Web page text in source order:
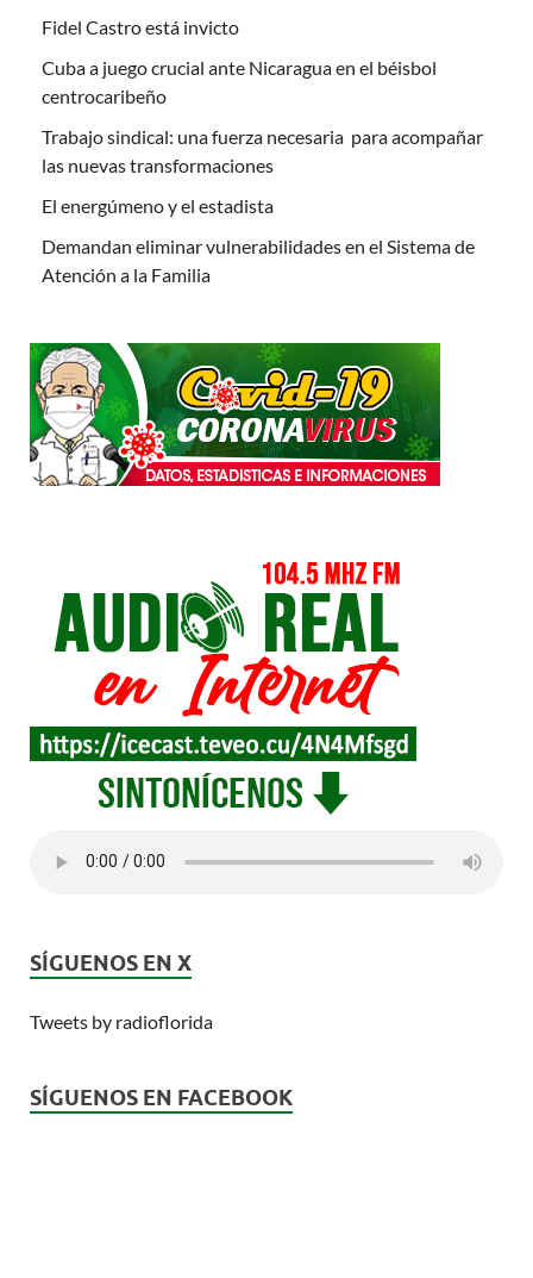
Fidel Castro está invicto
Cuba a juego crucial ante Nicaragua en el béisbol
centrocaribeño
Trabajo sindical: una fuerza necesaria para acompañar
las nuevas transformaciones
El energúmeno y el estadista
Demandan eliminar vulnerabilidades en el Sistema de
Atención a la Familia
SÍGUENOS EN X
Tweets by radioflorida
SÍGUENOS EN FACEBOOK